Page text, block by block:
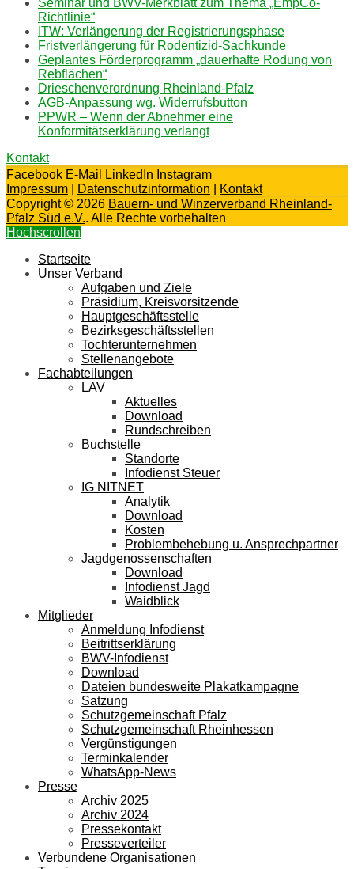
Seminar und BWV-Merkblatt zum Thema „EmpCo-
Richtlinie“
ITW: Verlängerung der Registrierungsphase
Fristverlängerung für Rodentizid-Sachkunde
Geplantes Förderprogramm „dauerhafte Rodung von
Rebflächen“
Drieschenverordnung Rheinland-Pfalz
AGB-Anpassung wg. Widerrufsbutton
PPWR – Wenn der Abnehmer eine
Konformitätserklärung verlangt
Kontakt
Facebook E-Mail LinkedIn Instagram
Impressum
Datenschutzinformation
Kontakt
Copyright © 2026 Bauern- und Winzerverband Rheinland-
Pfalz Süd e.V.. Alle Rechte vorbehalten
Hochscrollen
Startseite
Unser Verband
Aufgaben und Ziele
Präsidium, Kreisvorsitzende
Hauptgeschäftsstelle
Bezirksgeschäftsstellen
Tochterunternehmen
Stellenangebote
Fachabteilungen
LAV
Aktuelles
Download
Rundschreiben
Buchstelle
Standorte
Infodienst Steuer
IG NITNET
Analytik
Download
Kosten
Problembehebung u. Ansprechpartner
Jagdgenossenschaften
Download
Infodienst Jagd
Waidblick
Mitglieder
Anmeldung Infodienst
Beitrittserklärung
BWV-Infodienst
Download
Dateien bundesweite Plakatkampagne
Satzung
Schutzgemeinschaft Pfalz
Schutzgemeinschaft Rheinhessen
Vergünstigungen
Terminkalender
WhatsApp-News
Presse
Archiv 2025
Archiv 2024
Pressekontakt
Presseverteiler
Verbundene Organisationen